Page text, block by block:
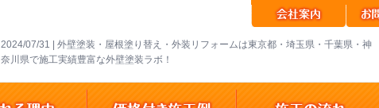
2024/07/31 | 外壁塗装・屋根塗り替え・外装リフォームは東京都・埼玉県・千葉県・神
奈川県で施工実績豊富な外壁塗装ラボ！